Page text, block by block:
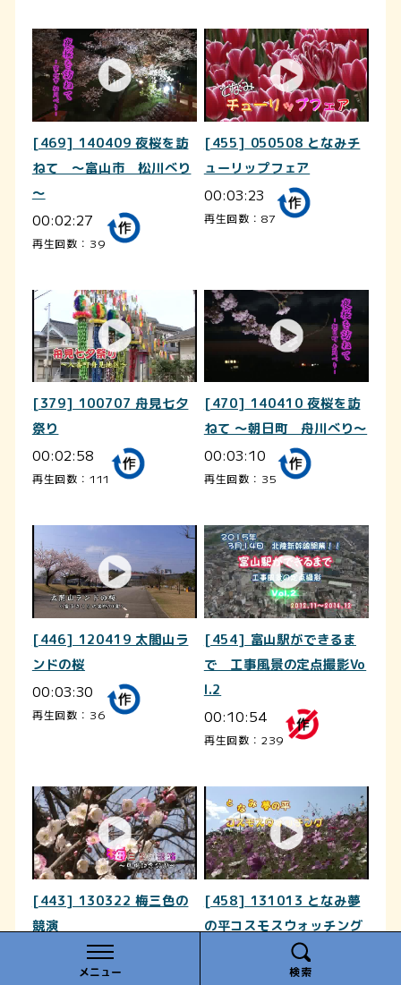
メニュー 検索
[469] 140409 夜桜を訪
ねて ～富山市 松川べり
～
00:02:27
再生回数：39
[455] 050508 となみチ
ューリップフェア
00:03:23
再生回数：87
[379] 100707 舟見七夕
祭り
00:02:58
再生回数：111
[470] 140410 夜桜を訪
ねて ～朝日町 舟川べり～
00:03:10
再生回数：35
[446] 120419 太閤山ラ
ンドの桜
00:03:30
再生回数：36
[454] 富山駅ができるま
で 工事風景の定点撮影Vo
l.2
00:10:54
再生回数：239
[443] 130322 梅三色の
競演
00:01:59
再生回数：63
[458] 131013 となみ夢
の平コスモスウォッチング